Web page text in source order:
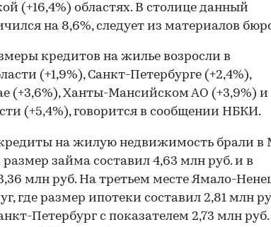
(+16,4%) областях. В столице данный
на 8,6%, следует из материалов
кредитов на жилье возросли в
(+1,9%), Санкт-Петербурге (+2,4%),
(+3,6%), Ханты-Мансийском АО (+3,9%) и
(+5,4%), говорится в сообщении НБКИ.
на жилую недвижимость брали в
займа составил 4,63 млн руб. и в
млн руб. На третьем месте Ямало-
где размер ипотеки составил 2,81 млн
Петербург с показателем 2,73 млн